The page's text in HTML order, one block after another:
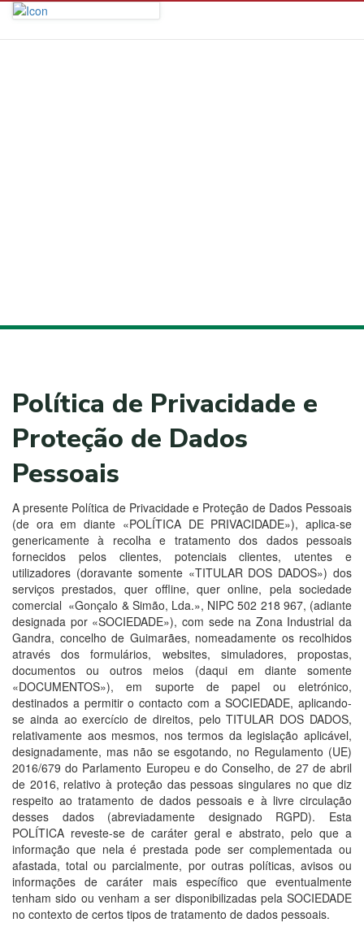
Política de Privacidade e
Proteção de Dados
Pessoais
A presente Política de Privacidade e Proteção de Dados Pessoais
(de ora em diante «POLÍTICA DE PRIVACIDADE»), aplica-se
genericamente à recolha e tratamento dos dados pessoais
fornecidos pelos clientes, potenciais clientes, utentes e
utilizadores (doravante somente «TITULAR DOS DADOS») dos
serviços prestados, quer offline, quer online, pela sociedade
comercial «Gonçalo & Simão, Lda.», NIPC 502 218 967, (adiante
designada por «SOCIEDADE»), com sede na Zona Industrial da
Gandra, concelho de Guimarães, nomeadamente os recolhidos
através dos formulários, websites, simuladores, propostas,
documentos ou outros meios (daqui em diante somente
«DOCUMENTOS»), em suporte de papel ou eletrónico,
destinados a permitir o contacto com a SOCIEDADE, aplicando-
se ainda ao exercício de direitos, pelo TITULAR DOS DADOS,
relativamente aos mesmos, nos termos da legislação aplicável,
designadamente, mas não se esgotando, no Regulamento (UE)
2016/679 do Parlamento Europeu e do Conselho, de 27 de abril
de 2016, relativo à proteção das pessoas singulares no que diz
respeito ao tratamento de dados pessoais e à livre circulação
desses dados (abreviadamente designado RGPD). Esta
POLÍTICA reveste-se de caráter geral e abstrato, pelo que a
informação que nela é prestada pode ser complementada ou
afastada, total ou parcialmente, por outras políticas, avisos ou
informações de caráter mais específico que eventualmente
tenham sido ou venham a ser disponibilizadas pela SOCIEDADE
no contexto de certos tipos de tratamento de dados pessoais.